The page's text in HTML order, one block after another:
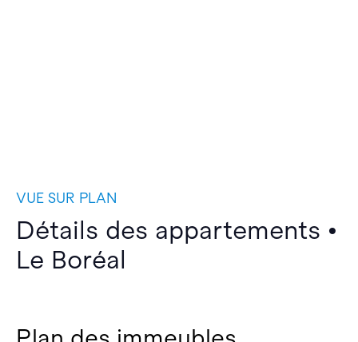
VUE SUR PLAN
Détails des appartements •
Le Boréal